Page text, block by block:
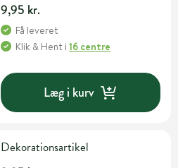
9,95 kr.
Få leveret
Klik & Hent i16 centre
Læg i kurv
Dekorationsartikel